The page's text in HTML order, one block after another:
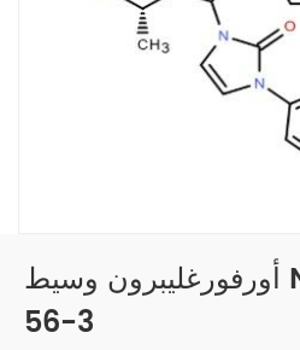
أورفورغليبرون وسيط N-2 2212022-
56-3